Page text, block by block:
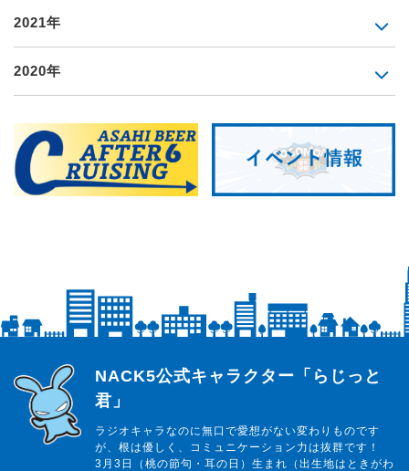
2021年
2020年
らじっと君
NACK5公式キャラクター「らじっと
君」
ラジオキャラなのに無口で愛想がない変わりものです
が、根は優しく、コミュニケーション力は抜群です！
3月3日（桃の節句・耳の日）生まれ（出生地はときがわ